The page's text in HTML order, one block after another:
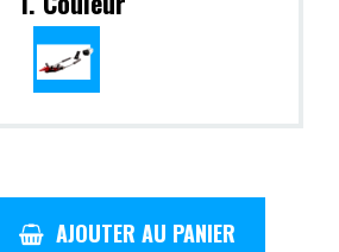
AJOUTER AU PANIER